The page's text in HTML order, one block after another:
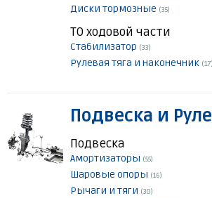
Диски тормозные (35)
ТО ходовой части
Стабилизатор (33)
Рулевая тяга и наконечник (17)
Подвеска и
Подвеска
Амортизаторы (55)
Шаровые опоры (16)
Рычаги и тяги (30)